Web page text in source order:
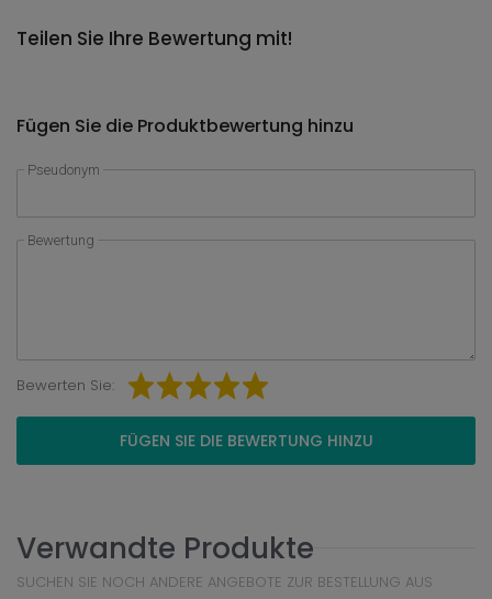
Teilen Sie Ihre Bewertung mit!
Fügen Sie die Produktbewertung hinzu
Pseudonym
Bewertung
Bewerten Sie:
FÜGEN SIE DIE BEWERTUNG HINZU
Verwandte Produkte
SUCHEN SIE NOCH ANDERE ANGEBOTE ZUR BESTELLUNG AUS